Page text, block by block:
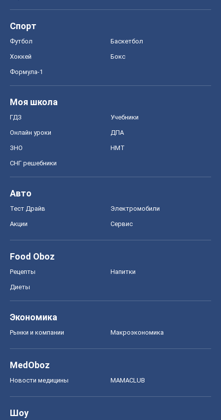
Спорт
Футбол Баскетбол
Хоккей Бокс
Формула-1
Моя школа
ГДЗ Учебники
Онлайн уроки ДПА
ЗНО НМТ
СНГ решебники
Авто
Тест Драйв Электромобили
Акции Сервис
Food Oboz
Рецепты Напитки
Диеты
Экономика
Рынки и компании Mакроэкономика
MedOboz
Новости медицины MAMACLUB
Шоу